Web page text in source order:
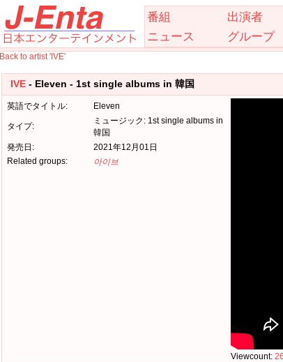
番組 出演者
ニュース
グループ
Back to artist 'IVE'
IVE - Eleven - 1st single albums in 韓国
Viewcount:
英語でタイトル: Eleven
タイプ:
ミュージック: 1st single albums in
韓国
発売日:
2021年12月01日
Related groups:
아이브